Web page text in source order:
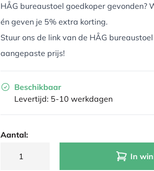
HÅG bureaustoel goedkoper gevonden?
én geven je 5% extra korting.
Stuur ons de link van de HÅG
aangepaste prijs!
Beschikbaar
Levertijd: 5-10 werkdagen
Aantal:
In